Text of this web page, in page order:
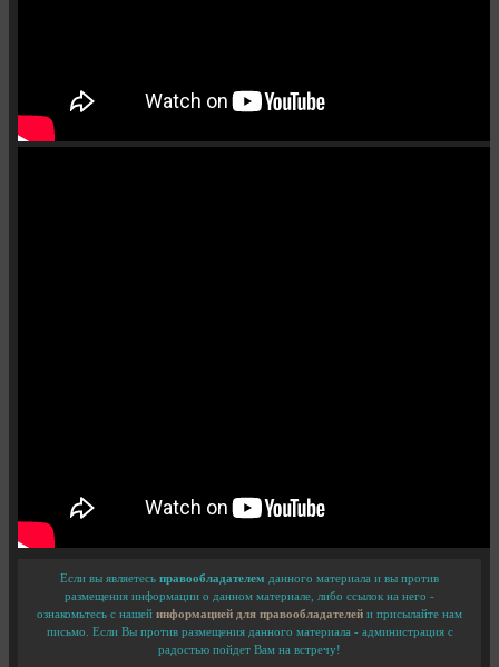
Если вы являетесь правообладателем данного материала и вы против
размещения информации о данном материале, либо ссылок на него -
ознакомьтесь с нашей информацией для правообладателей и присылайте нам
письмо. Если Вы против размещения данного материала - администрация с
радостью пойдет Вам на встречу!